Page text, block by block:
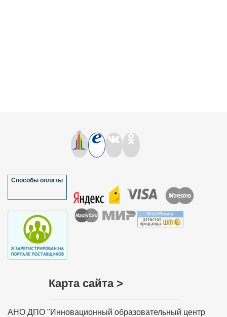
Способы оплаты
Карта сайта >
АНО ДПО "Инновационный образовательный центр